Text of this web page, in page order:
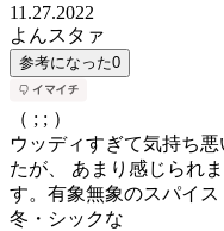
11.27.2022
よんスタァ
参考になった0
（ ; ; ）
ウッディすぎて気持ち
たが、 あまり感じられ
す。有象無象のスパイ
冬・シックな